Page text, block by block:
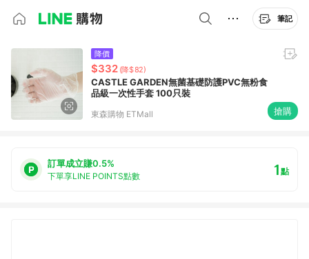
筆記
降價
$332 (降$82)
CASTLE GARDEN無菌基礎防護PVC無粉食
品級一次性手套 100只裝
東森購物 ETMall 搶購
訂單成立賺0.5%
下單享LINE POINTS點數 1點